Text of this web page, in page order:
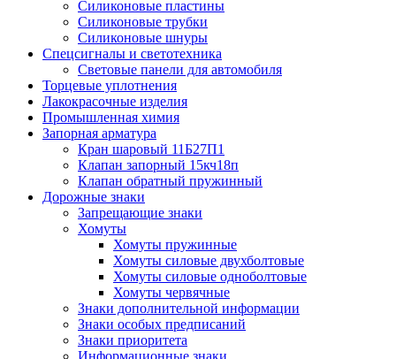
Силиконовые пластины
Силиконовые трубки
Силиконовые шнуры
Спецсигналы и светотехника
Световые панели для автомобиля
Торцевые уплотнения
Лакокрасочные изделия
Промышленная химия
Запорная арматура
Кран шаровый 11Б27П1
Клапан запорный 15кч18п
Клапан обратный пружинный
Дорожные знаки
Запрещающие знаки
Хомуты
Хомуты пружинные
Хомуты силовые двухболтовые
Хомуты силовые одноболтовые
Хомуты червячные
Знаки дополнительной информации
Знаки особых предписаний
Знаки приоритета
Информационные знаки